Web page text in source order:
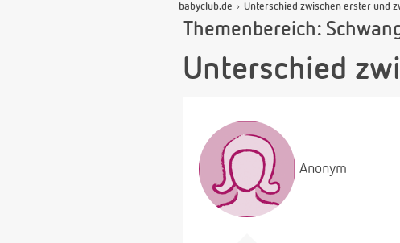
babyclub.de Unterschied zwischen erster und
Themenbereich:
Unterschied
Anonym